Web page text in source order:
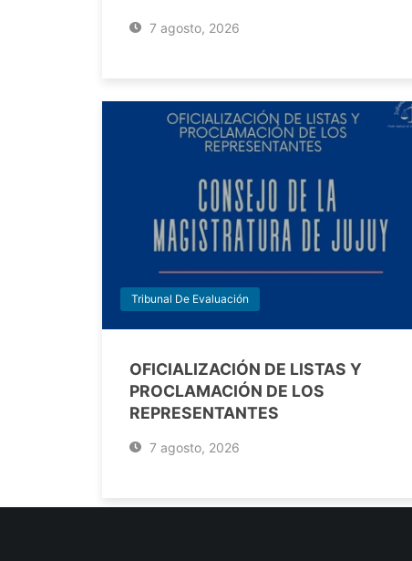
7 agosto, 2026
Tribunal De Evaluación
OFICIALIZACIÓN DE LISTAS Y
PROCLAMACIÓN DE LOS
REPRESENTANTES
7 agosto, 2026